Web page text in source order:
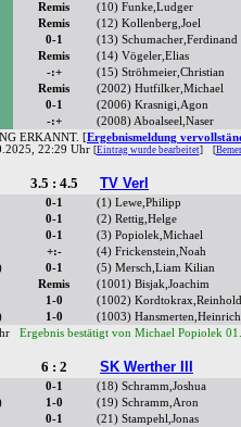
Remis (10) Funke,Ludger
Remis (12) Kollenberg,Joel
0-1 (13) Schumacher,Ferdinand
Remis (14) Vögeler,Elias
-:+ (15) Ströhmeier,Christian
Remis (2002) Hutfilker,Michael
0-1 (2006) Krasnigi,Agon
-:+ (2008) Aboalseel,Naser
ERKANNT. [ Ergebnismeldung
22:29 Uhr [Eintrag wurde bearbeitet] [
3.5 : 4.5 TV Verl
0-1 (1) Lewe,Philipp
0-1 (2) Rettig,Helge
0-1 (3) Popiolek,Michael
+:- (4) Frickenstein,Noah
0-1 (5) Mersch,Liam Kilian
Remis (1001) Bisjak,Joachim
1-0 (1002) Kordtokrax,Reinhold
1-0 (1003) Hansmerten,Heinrich
Ergebnis bestätigt von Michael Popiolek
6 : 2 SK Werther III
0-1 (18) Schramm,Joshua
1-0 (19) Schramm,Aron
0-1 (21) Stampehl,Jonas